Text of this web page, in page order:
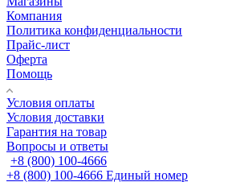
Компания
Политика конфиденциальности
Прайс-лист
Оферта
Помощь
Условия оплаты
Условия доставки
Гарантия на товар
Вопросы и ответы
+8 (800) 100-4666
+8 (800) 100-4666 Единый номер